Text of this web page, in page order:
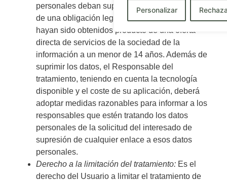
Personalizar
personales deban suprimirse en cumplimiento
de una obligación legal; o los datos personales
hayan sido obtenidos producto de una oferta
directa de servicios de la sociedad de la
información a un menor de 14 años. Además de
suprimir los datos, el Responsable del
tratamiento, teniendo en cuenta la tecnología
disponible y el coste de su aplicación, deberá
adoptar medidas razonables para informar a los
responsables que estén tratando los datos
personales de la solicitud del interesado de
supresión de cualquier enlace a esos datos
personales.
Derecho a la limitación del tratamiento: Es el
derecho del Usuario a limitar el tratamiento de